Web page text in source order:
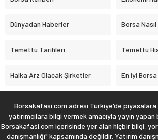
Dünyadan Haberler Borsa Nasıl
Temettü Tarihleri Temettü
Halka Arz Olacak Şirketler En iyi
Borsakafasi.com adresi Türkiye'de
yatırımcılara bilgi vermek amacıyla yayın
Borsakafasi.com içerisinde yer alan hiçbir bilgi,
danışmanlığı" kapsamında değildir. Yatırım